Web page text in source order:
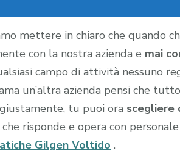
mettere in chiaro che quando
con la nostra azienda e mai
campo di attività nessuno
un’altra azienda pensi che
tu puoi ora scegliere
che risponde e opera con
Gilgen Voltido .